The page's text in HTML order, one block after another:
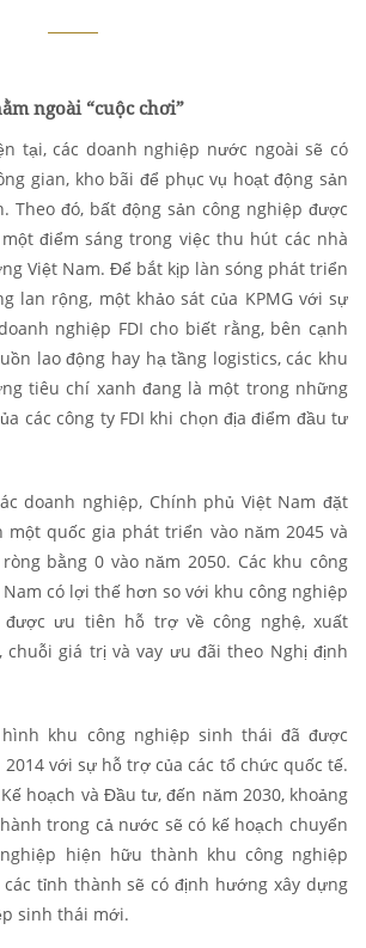
ngoài “cuộc chơi”
tại, các doanh nghiệp nước ngoài sẽ có
gian, kho bãi để phục vụ hoạt động sản
Theo đó, bất động sản công nghiệp được
điểm sáng trong việc thu hút các nhà
Việt Nam. Để bắt kịp làn sóng phát triển
lan rộng, một khảo sát của KPMG với sự
nghiệp FDI cho biết rằng, bên cạnh
lao động hay hạ tầng logistics, các khu
tiêu chí xanh đang là một trong những
các công ty FDI khi chọn địa điểm đầu tư
doanh nghiệp, Chính phủ Việt Nam đặt
quốc gia phát triển vào năm 2045 và
bằng 0 vào năm 2050. Các khu công
có lợi thế hơn so với khu công nghiệp
ưu tiên hỗ trợ về công nghệ, xuất
chuỗi giá trị và vay ưu đãi theo Nghị định
khu công nghiệp sinh thái đã được
với sự hỗ trợ của các tổ chức quốc tế.
hoạch và Đầu tư, đến năm 2030, khoảng
trong cả nước sẽ có kế hoạch chuyển
hiện hữu thành khu công nghiệp
tỉnh thành sẽ có định hướng xây dựng
sinh thái mới.